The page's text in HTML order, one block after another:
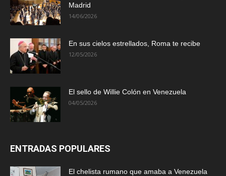
Madrid
14/06/2026
En sus cielos estrellados, Roma te recibe
12/05/2026
El sello de Willie Colón en Venezuela
04/05/2026
ENTRADAS POPULARES
El chelista rumano que amaba a Venezuela